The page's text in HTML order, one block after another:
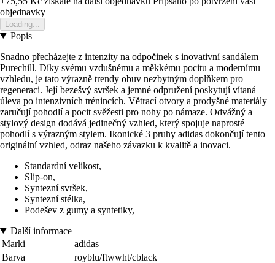
objednavky
Loading...
Popis
Snadno přecházejte z intenzity na odpočinek s inovativní sandálem
Purechill. Díky svému vzdušnému a měkkému pocitu a modernímu
vzhledu, je tato výrazně trendy obuv nezbytným doplňkem pro
regeneraci. Její bezešvý svršek a jemné odpružení poskytují vítaná
úleva po intenzivních trénincích. Větrací otvory a prodyšné materiály
zaručují pohodlí a pocit svěžesti pro nohy po námaze. Odvážný a
stylový design dodává jedinečný vzhled, který spojuje naprosté
pohodlí s výrazným stylem. Ikonické 3 pruhy adidas dokončují tento
originální vzhled, odraz našeho závazku k kvalitě a inovaci.
Standardní velikost,
Slip-on,
Syntezní svršek,
Syntezní stélka,
Podešev z gumy a syntetiky,
Další informace
Marki
adidas
Barva
royblu/ftwwht/cblack